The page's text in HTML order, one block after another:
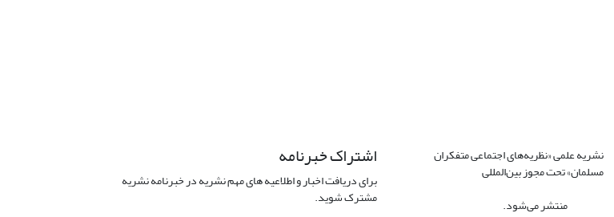
نشریه علمی «نظریه‌های اجتماعی متفکران
مسلمان» تحت مجوز بین‌المللی
منتشر می‌شود.
اشتراک خبرنامه
برای دریافت اخبار و اطلاعیه های مهم نشریه در خبرنامه نشریه
مشترک شوید.